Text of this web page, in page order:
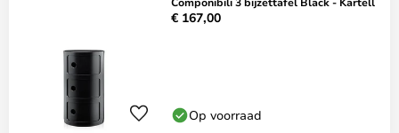
€ 167,00
Op voorraad